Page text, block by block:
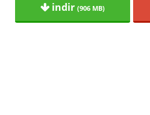
indir(906 MB)